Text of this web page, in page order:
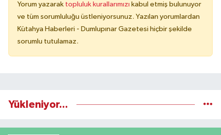
Yorum yazarak topluluk kurallarımızı kabul etmiş bulunuyor
ve tüm sorumluluğu üstleniyorsunuz. Yazılan yorumlardan
Kütahya Haberleri - Dumlupınar Gazetesi hiçbir şekilde
sorumlu tutulamaz.
Yükleniyor...